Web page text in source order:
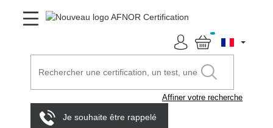
Affiner votre recherche
Je souhaite être rappelé